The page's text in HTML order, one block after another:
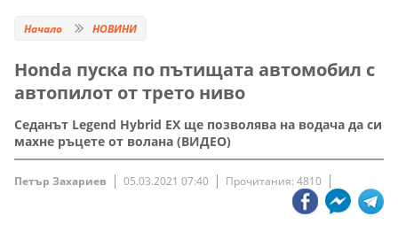
Начало НОВИНИ
Honda пуска по пътищата автомобил с
автопилот от трето ниво
Седанът Legend Hybrid EX ще позволява на водача да си
махне ръцете от волана (ВИДЕО)
Петър Захариев 05.03.2021 07:40 Прочитания: 4810